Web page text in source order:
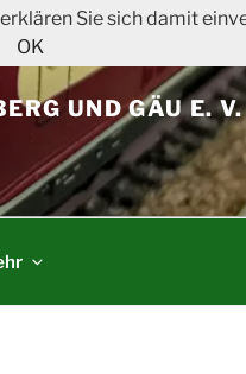
UND GÄU E. V.
Sie sich damit
OK